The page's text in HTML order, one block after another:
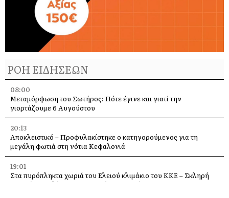
ΡΟΗ ΕΙΔΗΣΕΩΝ
08:00
Μεταμόρφωση του Σωτήρος: Πότε έγινε και γιατί την
γιορτάζουμε 6 Αυγούστου
20:13
Αποκλειστικό – Προφυλακίστηκε ο κατηγορούμενος για τη
μεγάλη φωτιά στη νότια Κεφαλονιά
19:01
Στα πυρόπληκτα χωριά του Ελειού κλιμάκιο του ΚΚΕ – Σκληρή
κριτική σε κυβέρνηση, Περιφέρεια και Δήμο